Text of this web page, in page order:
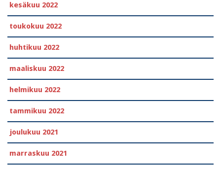
kesäkuu 2022
toukokuu 2022
huhtikuu 2022
maaliskuu 2022
helmikuu 2022
tammikuu 2022
joulukuu 2021
marraskuu 2021